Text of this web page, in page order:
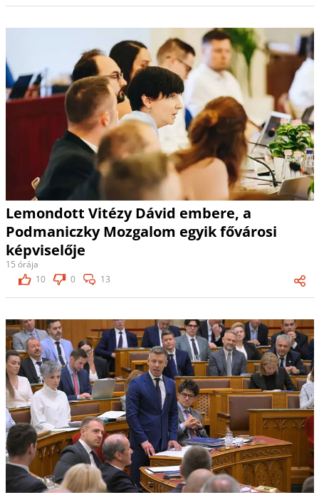
Lemondott Vitézy Dávid embere, a
Podmaniczky Mozgalom egyik fővárosi
képviselője
15 órája
10
0 13